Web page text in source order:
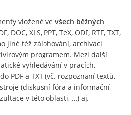
vložené ve všech běžných
DOC, XLS, PPT, TeX, ODF, RTF, TXT,
jiné též zálohování, archivaci
programem. Mezi další
vyhledávání v pracích,
PDF a TXT (vč. rozpoznání textů,
(diskusní fóra a informační
v této oblasti, …) aj.